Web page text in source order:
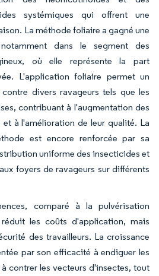
systémiques qui offrent une
La méthode foliaire a gagné une
dans le segment des
où elle représente la part
L'application foliaire permet un
divers ravageurs tels que les
contribuant à l'augmentation des
à l'amélioration de leur qualité. La
est encore renforcée par sa
uniforme des insecticides et
foyers de ravageurs sur différents
comparé à la pulvérisation
les coûts d'application, mais
des travailleurs. La croissance
par son efficacité à endiguer les
contrer les vecteurs d'insectes, tout